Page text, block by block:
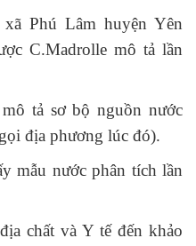
Phú Lâm huyện Yên
C.Madrolle mô tả lần
tả sơ bộ nguồn nước
địa phương lúc đó).
mẫu nước phân tích lần
chất và Y tế đến khảo